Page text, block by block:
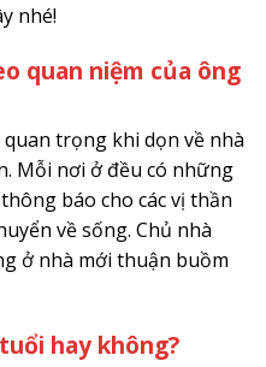
nhé!
quan niệm của ông
trọng khi dọn về nhà
Mỗi nơi ở đều có những
báo cho các vị thần
về sống. Chủ nhà
ở nhà mới thuận buồm
hay không?